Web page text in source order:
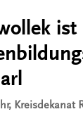
, Kreisdekanat